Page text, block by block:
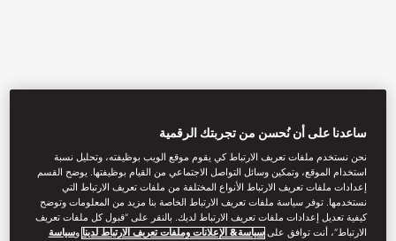
View All
ساعدنا على أن نُحسن من تجربتك الرقمية
نحن نستخدم ملفات تعريف الارتباط كي يقوم موقع الويب بوظيفته، وتحليل نسبة
استخدام الموقع، وتمكين وسائل التواصل الاجتماعي من القيام بوظيفتها. يوضح القسم
إعدادات ملفات تعريف الارتباط الأنواع المختلفة من ملفات تعريف الارتباط التي
نستخدمها. توفر سياسة ملفات تعريف الارتباط الخاصة بنا مزيد من المعلومات وتوضح
كيفية تعديل إعدادات ملفات تعريف الارتباط لديك. بالنقر على “قبول كل ملفات تعريف
الارتباط”، أنت توافق علىسياسة& الإعلانات وملفات تعريف الارتباط لدينا وسياسة